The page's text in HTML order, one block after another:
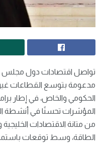
تواصل اقتصادات دول مجلس
مدعومة بتوسع القطاعات غير
الحكومي والخاص، في إطار
المؤشرات تحسنًا في أنشطة
من متانة الاقتصادات
الطاقة، وسط توقعات